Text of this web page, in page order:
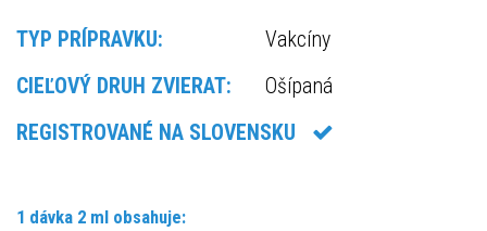
TYP PRÍPRAVKU:
Vakcíny
CIEĽOVÝ DRUH ZVIERAT:
Ošípaná
REGISTROVANÉ NA SLOVENSKU
1 dávka 2 ml obsahuje: